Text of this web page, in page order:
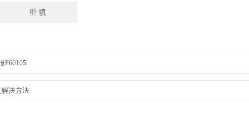
F60105
决方法